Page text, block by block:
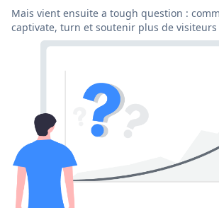
Mais vient ensuite a tough question :
captivate, turn et soutenir plus de visiteurs